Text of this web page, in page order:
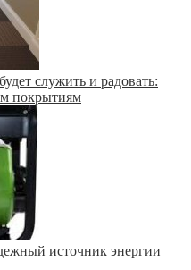
служить и радовать:
покрытиям
источник энергии